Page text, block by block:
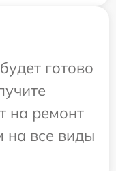
готово
на ремонт
на все виды